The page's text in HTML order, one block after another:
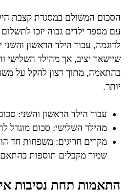
הסכום המשולם במסגרת קצבת
עם מספר ילדים גבוה יזכו לתשלום
לדוגמה, עבור הילד הראשון
שיישאר יציב, אך מהילד השלישי
בהתאמה, מתוך רצון להקל על
יותר.
עבור הילד הראשון והשני:
מהילד השלישי: סכום מוגדל
מקרים חריגים: משפחות חד
שמור מקבלים תוספות
התאמות תחת נסיבות